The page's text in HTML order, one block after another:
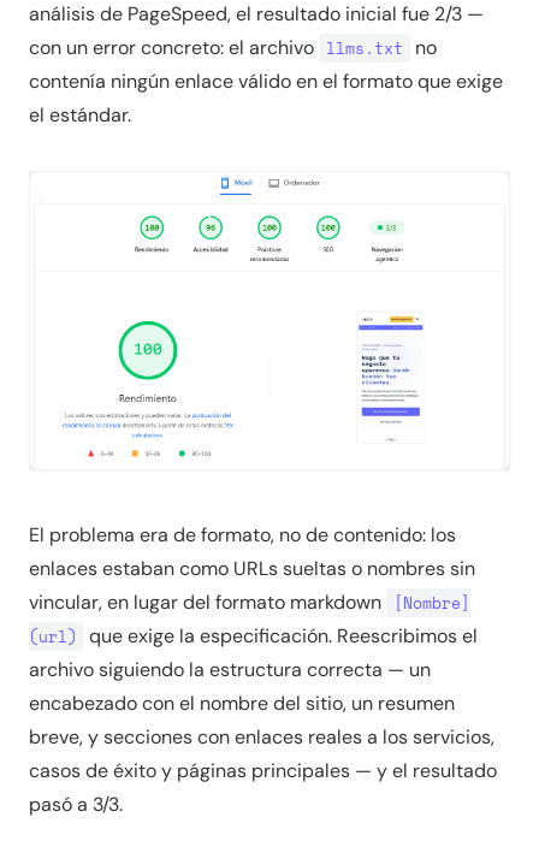
análisis de PageSpeed, el resultado inicial fue 2/3 —
con un error concreto: el archivo llms.txt no
contenía ningún enlace válido en el formato que exige
el estándar.
El problema era de formato, no de contenido: los
enlaces estaban como URLs sueltas o nombres sin
vincular, en lugar del formato markdown
[Nombre]
(url) que exige la especificación. Reescribimos el
archivo siguiendo la estructura correcta — un
encabezado con el nombre del sitio, un resumen
breve, y secciones con enlaces reales a los servicios,
casos de éxito y páginas principales — y el resultado
pasó a 3/3.